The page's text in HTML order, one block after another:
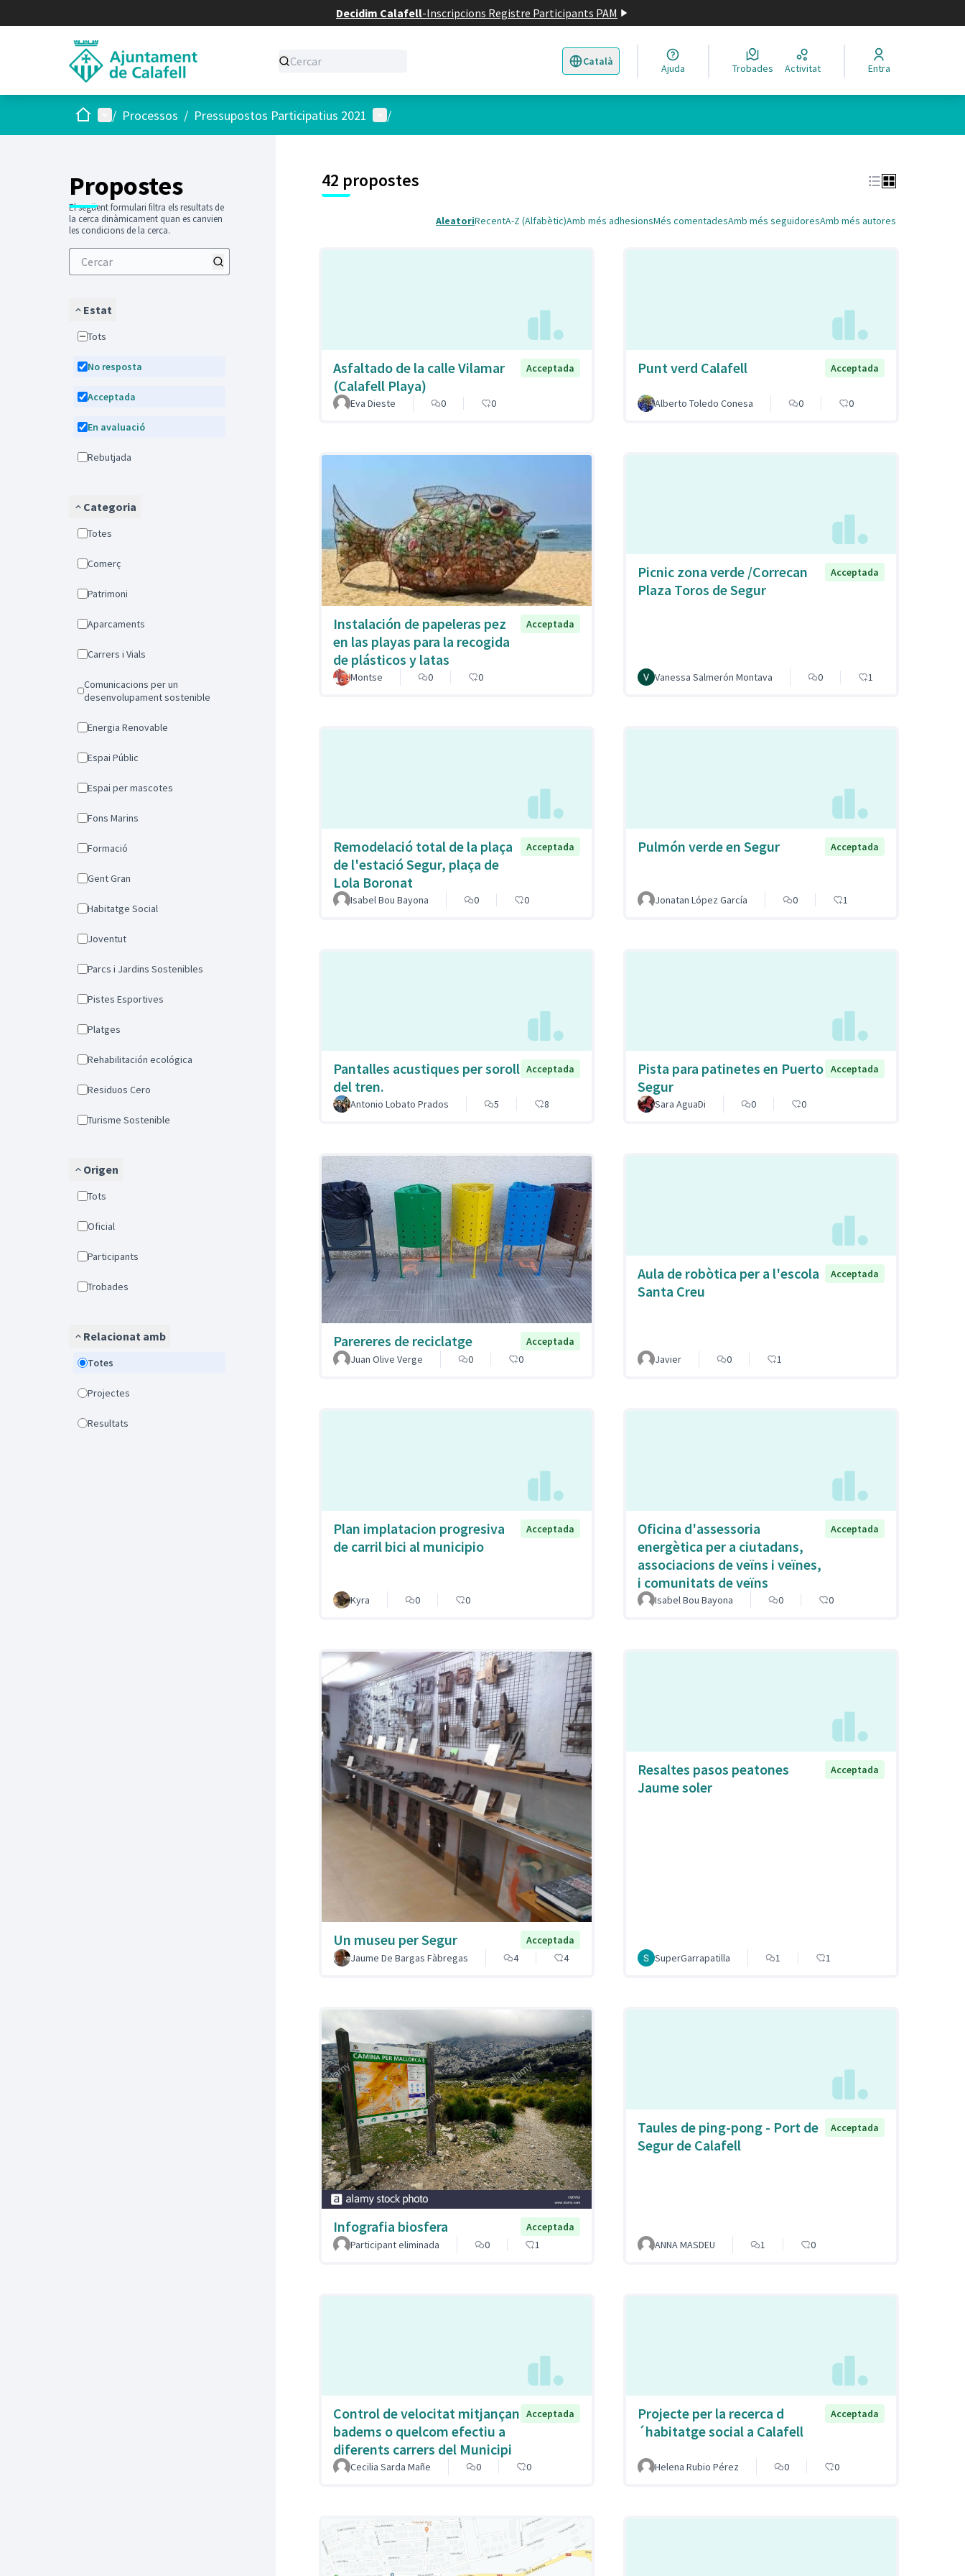
Decidim Calafell-Inscripcions Registre Participants PAM
Català
Triar la llengua Elegir el idioma
Ajuda Trobades Activitat Entra
Inici Menú principal
/ Processos / Pressupostos Participatius 2021 Menú d'usuari
/
Propostes
El següent formulari filtra els resultats de
la cerca dinàmicament quan es canvien
les condicions de la cerca.
Estat
Tots
No resposta
Acceptada
En avaluació
Rebutjada
Categoria
Totes
Comerç
Patrimoni
Aparcaments
Carrers i Vials
Comunicacions per un
desenvolupament sostenible
Energia Renovable
Espai Públic
Espai per mascotes
Fons Marins
Formació
Gent Gran
Habitatge Social
Joventut
Parcs i Jardins Sostenibles
Pistes Esportives
Platges
Rehabilitación ecológica
Residuos Cero
Turisme Sostenible
Origen
Tots
Oficial
Participants
Trobades
Relacionat amb
Totes
Projectes
Resultats
42 propostes
AleatoriRecentA-Z (Alfabètic)Amb més adhesionsMés comentadesAmb més seguidoresAmb més autores
Asfaltado de la calle Vilamar
(Calafell Playa)
Acceptada
Eva Dieste 0 0
Punt verd Calafell Acceptada
Alberto Toledo Conesa 0 0
Instalación de papeleras pez
en las playas para la recogida
de plásticos y latas
Acceptada
Montse 0 0
Picnic zona verde /Correcan
Plaza Toros de Segur
Acceptada
Vanessa Salmerón Montava 0 1
Remodelació total de la plaça
de l'estació Segur, plaça de
Lola Boronat
Acceptada
Isabel Bou Bayona 0 0
Pulmón verde en Segur Acceptada
Jonatan López García 0 1
Pantalles acustiques per soroll
del tren.
Acceptada
Antonio Lobato Prados 5 8
Pista para patinetes en Puerto
Segur
Acceptada
Sara AguaDi 0 0
Parereres de reciclatge
Acceptada
Juan Olive Verge
0 0
Aula de robòtica per a l'escola
Santa Creu
Acceptada
Javier 0 1
Plan implatacion progresiva
de carril bici al municipio
Acceptada
Kyra 0 0
Oficina d'assessoria
energètica per a ciutadans,
associacions de veïns i veïnes,
i comunitats de veïns
Acceptada
Isabel Bou Bayona 0 0
Un museu per Segur
Acceptada
Jaume De Bargas Fàbregas
4 4
Resaltes pasos peatones
Jaume soler
Acceptada
SuperGarrapatilla 1 1
Infografia biosfera
Acceptada
Participant eliminada
0 1
Taules de ping-pong - Port de
Segur de Calafell
Acceptada
ANNA MASDEU 1 0
Control de velocitat mitjançan
badems o quelcom efectiu a
diferents carrers del Municipi
Acceptada
Cecilia Sarda Mañe 0 0
Projecte per la recerca d
´habitatge social a Calafell
Acceptada
Helena Rubio Pérez 0 0